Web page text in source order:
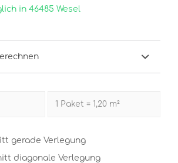
in 46485 Wesel
gerade Verlegung
diagonale Verlegung